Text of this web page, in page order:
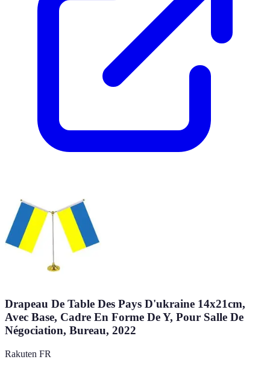
Drapeau De Table Des Pays D'ukraine 14x21cm,
Avec Base, Cadre En Forme De Y, Pour Salle De
Négociation, Bureau, 2022
Rakuten FR